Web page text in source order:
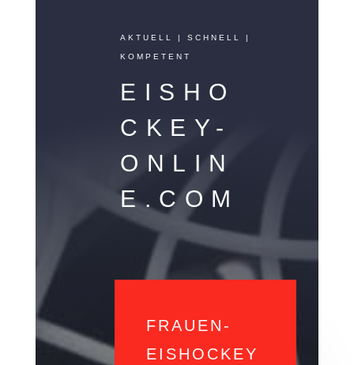
AKTUELL | SCHNELL |
KOMPETENT
EISHO
CKEY-
ONLIN
E.COM
FRAUEN-
EISHOCKEY